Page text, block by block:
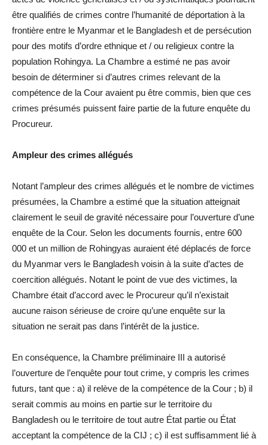
être qualifiés de crimes contre l’humanité de déportation à la
frontière entre le Myanmar et le Bangladesh et de persécution
pour des motifs d’ordre ethnique et / ou religieux contre la
population Rohingya. La Chambre a estimé ne pas avoir
besoin de déterminer si d’autres crimes relevant de la
compétence de la Cour avaient pu être commis, bien que ces
crimes présumés puissent faire partie de la future enquête du
Procureur.
Ampleur des crimes allégués
Notant l’ampleur des crimes allégués et le nombre de victimes
présumées, la Chambre a estimé que la situation atteignait
clairement le seuil de gravité nécessaire pour l’ouverture d’une
enquête de la Cour. Selon les documents fournis, entre 600
000 et un million de Rohingyas auraient été déplacés de force
du Myanmar vers le Bangladesh voisin à la suite d’actes de
coercition allégués. Notant le point de vue des victimes, la
Chambre était d’accord avec le Procureur qu’il n’existait
aucune raison sérieuse de croire qu’une enquête sur la
situation ne serait pas dans l’intérêt de la justice.
En conséquence, la Chambre préliminaire III a autorisé
l’ouverture de l’enquête pour tout crime, y compris les crimes
futurs, tant que : a) il relève de la compétence de la Cour ; b) il
serait commis au moins en partie sur le territoire du
Bangladesh ou le territoire de tout autre État partie ou État
acceptant la compétence de la CIJ ; c) il est suffisamment lié à